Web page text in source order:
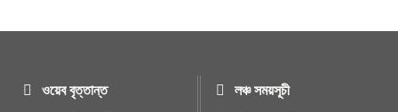
ওয়েব বৃত্তান্ত
লঞ্চ সময়সূচী